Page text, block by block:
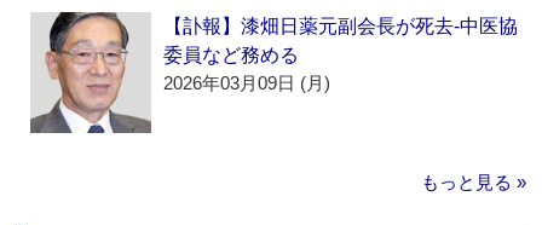
【訃報】漆畑日薬元副会長が死去‐中医協
委員など務める
2026年03月09日 (月)
もっと見る »